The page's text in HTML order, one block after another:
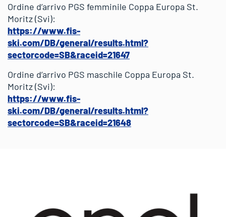
Ordine d’arrivo PGS femminile Coppa Europa St.
Moritz (Svi):
https://www.fis-
ski.com/DB/general/results.html?
sectorcode=SB&raceid=21647
Ordine d’arrivo PGS maschile Coppa Europa St.
Moritz (Svi):
https://www.fis-
ski.com/DB/general/results.html?
sectorcode=SB&raceid=21648